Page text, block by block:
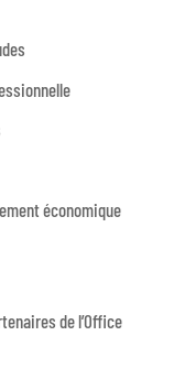
économique
de l’Office